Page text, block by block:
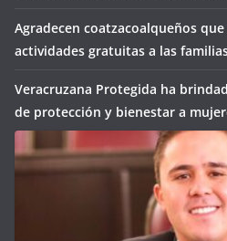
Agradecen coatzacoalqueños
actividades gratuitas a las
Veracruzana Protegida ha
de protección y bienestar a